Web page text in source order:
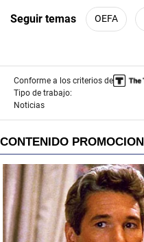
Seguir temas OEFA
Conforme a los criterios de
Tipo de trabajo:
Noticias